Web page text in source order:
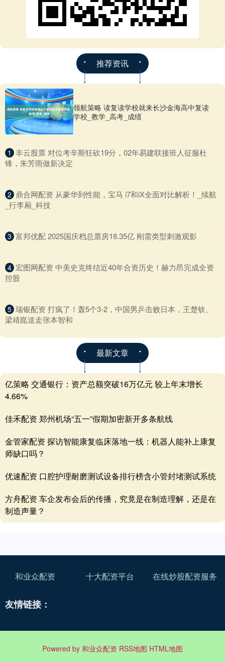
推荐资讯
领航策略 读复读学校就来长沙金海高中复读
学校_教学_高考_成绩
1 ​丰云股票 对位考辛斯狂砍19分，02年易建联接班人征服杜
锋，朱芳雨做新决定
2 ​鼎合网配资 从豪华到性能，宝马 i7和iX全面对比解析！_续航
_行李厢_科技
3 ​富邦优配 2025国庆档总票房18.35亿 刚需类型刺激观影
4 ​宏图网配资 中美史克终结近40年合资历史！赫力昂完成全资
控股
5 ​瑞银配资 打疯了！轰5个3-2，中国男乒击败日本，王楚钦、
梁靖崑送走张本智和
最新文章
亿策略 交通银行：资产总额突破16万亿元 较上年末增长
4.66%
佳禾配资 郑州机场“五一”假期加密新开多条航线
金管家配资 探访智能康复临床落地一线：机器人能补上康复
师缺口吗？
优速配资 口腔护理耐磨测试设备排行榜含小管封堵测试系统
方舟配资 车企发布会后的传播，究竟是在制造理解，还是在
制造声量？
和业众配资 十大配资平台 在线炒股配资服务
友情链接：
Powered by 和业众配资 RSS地图 HTML地图